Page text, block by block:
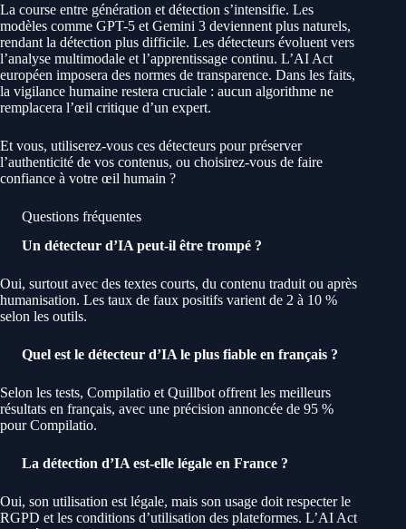
La course entre génération et détection s’intensifie. Les
modèles comme GPT-5 et Gemini 3 deviennent plus naturels,
rendant la détection plus difficile. Les détecteurs évoluent vers
l’analyse multimodale et l’apprentissage continu. L’AI Act
européen imposera des normes de transparence. Dans les faits,
la vigilance humaine restera cruciale : aucun algorithme ne
remplacera l’œil critique d’un expert.
Et vous, utiliserez-vous ces détecteurs pour préserver
l’authenticité de vos contenus, ou choisirez-vous de faire
confiance à votre œil humain ?
Questions fréquentes
Un détecteur d’IA peut-il être trompé ?
Oui, surtout avec des textes courts, du contenu traduit ou après
humanisation. Les taux de faux positifs varient de 2 à 10 %
selon les outils.
Quel est le détecteur d’IA le plus fiable en français ?
Selon les tests, Compilatio et Quillbot offrent les meilleurs
résultats en français, avec une précision annoncée de 95 %
pour Compilatio.
La détection d’IA est-elle légale en France ?
Oui, son utilisation est légale, mais son usage doit respecter le
RGPD et les conditions d’utilisation des plateformes. L’AI Act